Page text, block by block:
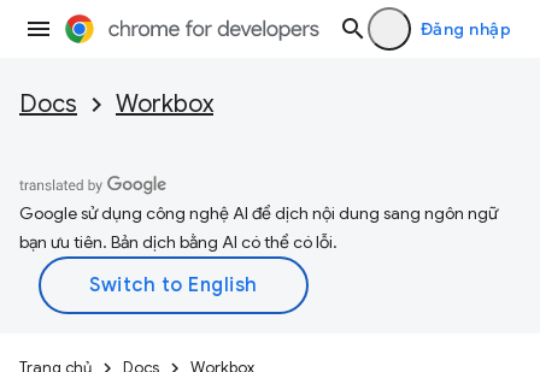
Đăng nhập
Docs Workbox
Google sử dụng công nghệ AI để dịch nội dung sang ngôn ngữ
bạn ưu tiên. Bản dịch bằng AI có thể có lỗi.
Trang chủ Docs Workbox